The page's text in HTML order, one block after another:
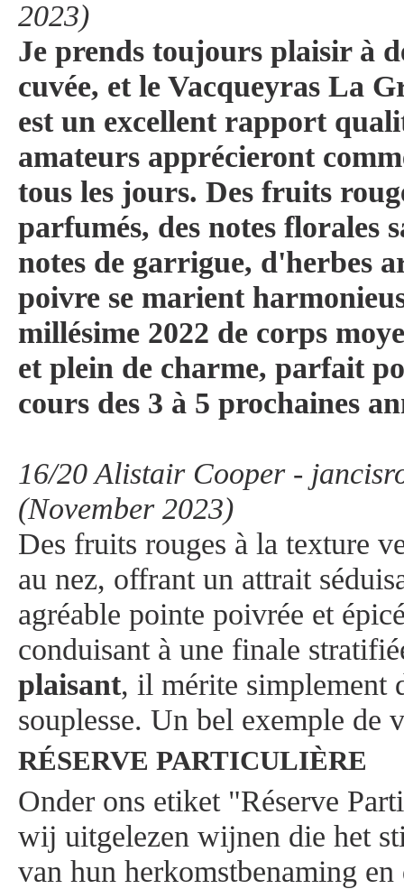
2023)
Je prends toujours plaisir à
cuvée, et le Vacqueyras La
est un excellent rapport
amateurs apprécieront
tous les jours. Des fruits
parfumés, des notes florales
notes de garrigue, d'herbes
poivre se marient
millésime 2022 de corps
et plein de charme, parfait
cours des 3 à 5 prochaines
16/20 Alistair Cooper -
(November 2023)
Des fruits rouges à la texture
au nez, offrant un attrait
agréable pointe poivrée et
conduisant à une finale
plaisant, il mérite simplement
souplesse. Un bel exemple de
RÉSERVE PARTICULIÈRE
Onder ons etiket "Réserve
wij uitgelezen wijnen die het
van hun herkomstbenaming en